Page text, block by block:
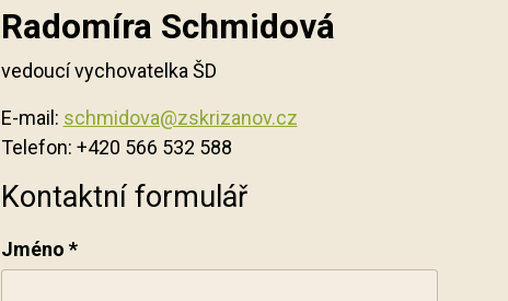
Radomíra Schmidová
vedoucí vychovatelka ŠD
E-mail: schmidova@zskrizanov.cz
Telefon: +420 566 532 588
Kontaktní formulář
Jméno *